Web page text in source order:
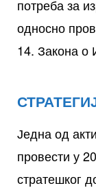
потреба за
односно
14. Закона
Једна од
провести у
стратешког